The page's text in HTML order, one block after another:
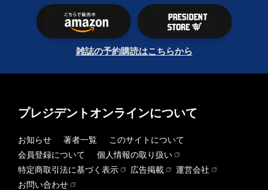
雑誌の予約購読はこちらから
プレジデントオンラインについて
お知らせ 著者一覧
このサイトについて
会員登録について
個人情報の取り扱い
特定商取引法に基づく表示
広告掲載
運営会社
お問い合わせ